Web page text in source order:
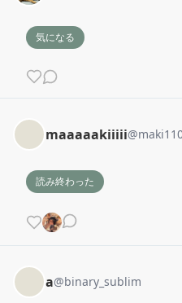
気になる
maaaaakiiiii@
読み終わった
a@binary_sublim